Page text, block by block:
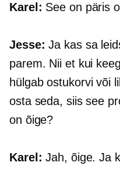
Karel: See on päris
Jesse: Ja kas sa
parem. Nii et kui
hülgab ostukorvi või
osta seda, siis see
on õige?
Karel: Jah, õige. Ja